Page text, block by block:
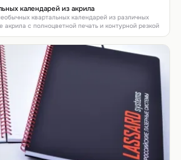
календарей из акрила
квартальных календарей из различных
акрила с полноцветной печать и контурной резкой